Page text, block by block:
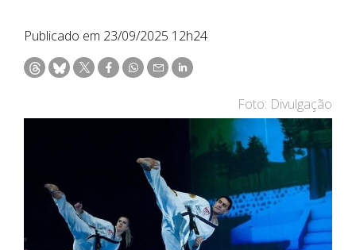
Publicado em 23/09/2025 12h24
Foto: Divulgação